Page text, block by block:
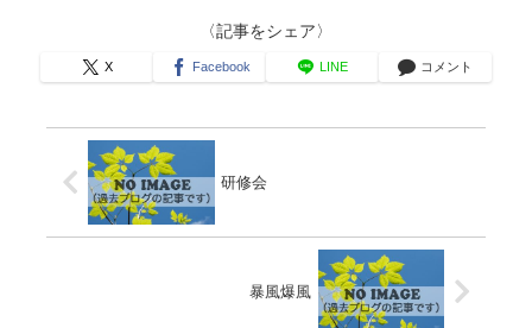
〈記事をシェア〉
X Facebook LINE コメント
研修会
暴風爆風